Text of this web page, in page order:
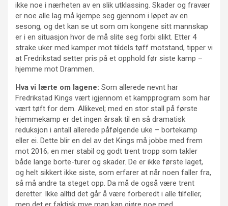
ikke noe i nærheten av en slik utklassing. Skader og fravær
er noe alle lag må kjempe seg gjennom i løpet av en
sesong, og det kan se ut som om kongene sitt mannskap
er i en situasjon hvor de må slite seg forbi slikt. Etter 4
strake uker med kamper mot tildels tøff motstand, tipper vi
at Fredrikstad setter pris på et opphold før siste kamp –
hjemme mot Drammen.
Hva vi lærte om lagene: Som allerede nevnt har
Fredrikstad Kings vært igjennom et kampprogram som har
vært tøft for dem. Allikevel; med en stor stall på første
hjemmekamp er det ingen årsak til en så dramatisk
reduksjon i antall allerede påfølgende uke – bortekamp
eller ei. Dette blir en del av det Kings må jobbe med frem
mot 2016; en mer stabil og godt trent tropp som takler
både lange borte-turer og skader. De er ikke første laget,
og helt sikkert ikke siste, som erfarer at når noen faller fra,
så må andre ta steget opp. Da må de også være trent
deretter. Ikke alltid det går å være forberedt i alle tilfeller,